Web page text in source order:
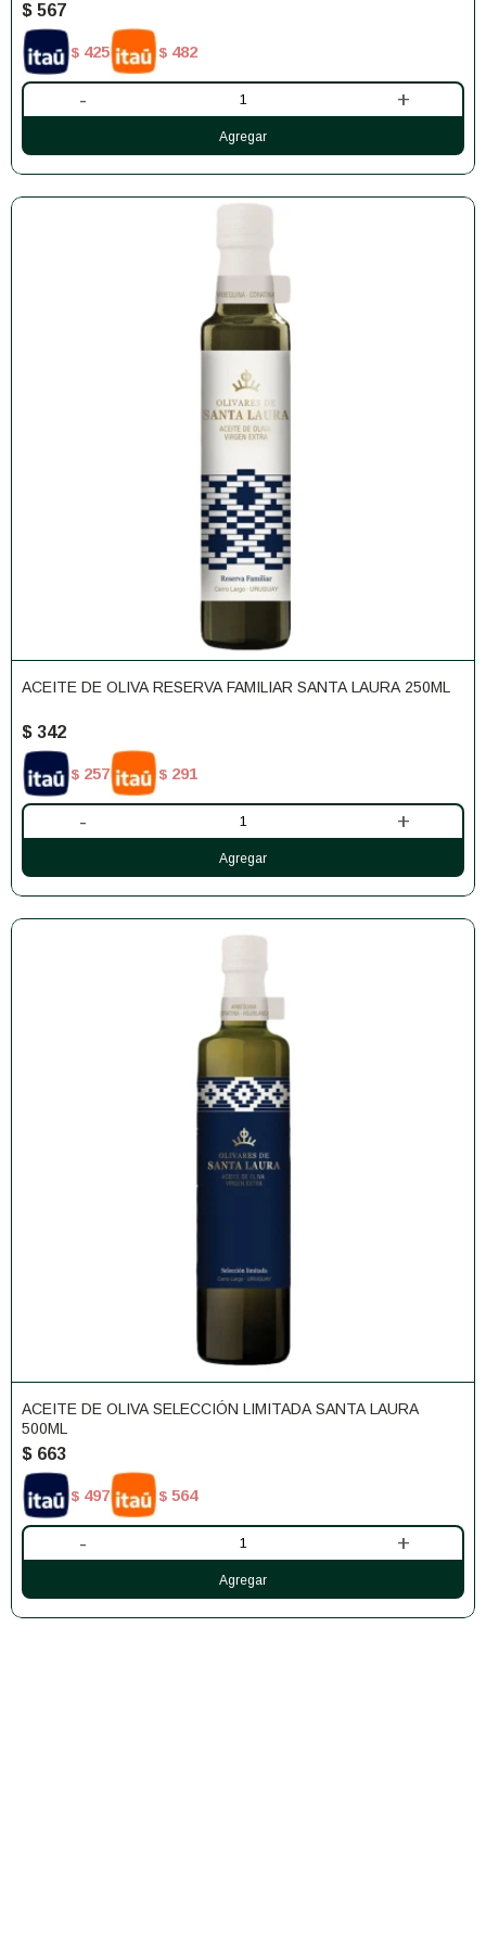
$ 567
$ 425 $ 482
- +
ACEITE DE OLIVA RESERVA FAMILIAR SANTA LAURA 250ML
$ 342
$ 257 $ 291
- +
ACEITE DE OLIVA SELECCIÓN LIMITADA SANTA LAURA
500ML
$ 663
$ 497 $ 564
- +